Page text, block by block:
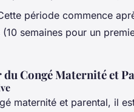
période commence
(10 semaines pour un
Congé Maternité et
maternité et parental, il